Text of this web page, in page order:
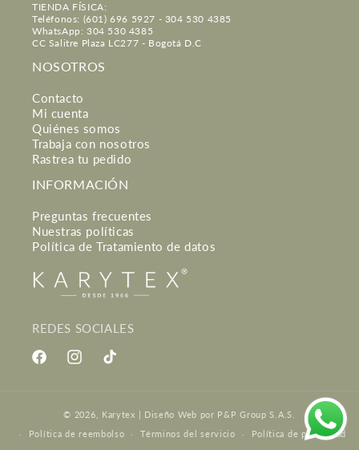
TIENDA FÍSICA:
Teléfonos: (601) 696 5927 - 304 530 4385
WhatsApp: 304 530 4385
CC Salitre Plaza LC277 - Bogotá D.C
NOSOTROS
Contacto
Mi cuenta
Quiénes somos
Trabaja con nosotros
Rastrea tu pedido
INFORMACIÓN
Preguntas frecuentes
Nuestras políticas
Política de Tratamiento de datos
REDES SOCIALES
FacebookInstagramTikTok
Formas
de
© 2026, Karytex Diseño Web por P&P Group S.A.S.
Política de reembolso
Términos del servicio Política de privacidad